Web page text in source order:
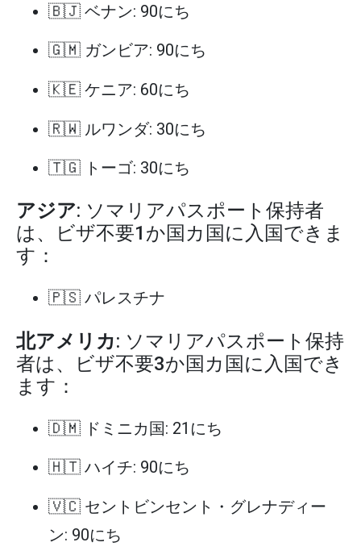
🇧🇯 ベナン: 90にち
🇬🇲 ガンビア: 90にち
🇰🇪 ケニア: 60にち
🇷🇼 ルワンダ: 30にち
🇹🇬 トーゴ: 30にち
アジア: ソマリアパスポート保持者
は、ビザ不要1か国カ国に入国できま
す：
🇵🇸 パレスチナ
北アメリカ: ソマリアパスポート保持
者は、ビザ不要3か国カ国に入国でき
ます：
🇩🇲 ドミニカ国: 21にち
🇭🇹 ハイチ: 90にち
🇻🇨 セントビンセント・グレナディー
ン: 90にち